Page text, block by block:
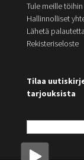
Tule meille töihin
Hallinnolliset
Lähetä palautetta
Rekisteriseloste
Tilaa
tarjouksista